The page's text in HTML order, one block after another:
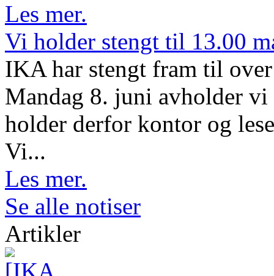
Les mer.
Vi holder stengt til 13.00
IKA har stengt fram til
Mandag 8. juni avholder
holder derfor kontor og
Vi...
Les mer.
Se alle notiser
Artikler